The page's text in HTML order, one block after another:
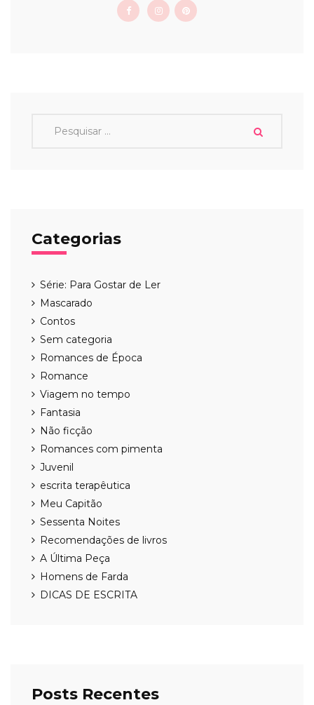
Categorias
Série: Para Gostar de Ler
Mascarado
Contos
Sem categoria
Romances de Época
Romance
Viagem no tempo
Fantasia
Não ficção
Romances com pimenta
Juvenil
escrita terapêutica
Meu Capitão
Sessenta Noites
Recomendações de livros
A Última Peça
Homens de Farda
DICAS DE ESCRITA
Posts Recentes